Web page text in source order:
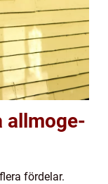
allmoge-
fördelar.